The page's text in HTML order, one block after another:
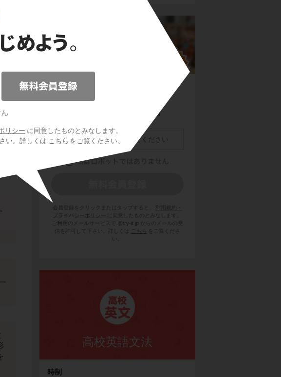
リシー に同意したものとみなします。
い。詳しくは こちら をご覧ください。
会員登録をクリックまたはタップすると、
利用規約・
プライバシーポリシー
に同意したものとみなします。
ご利用のメールサービスで @try-it.jp からのメールの受
信を許可して下さい。詳しくは
こちら
をご覧くださ
い。
高校英語文法
時制